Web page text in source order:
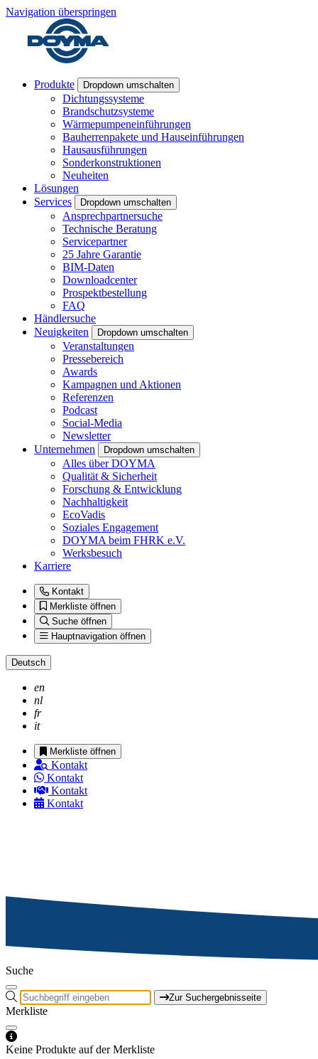
Navigation überspringen
Produkte Dropdown umschalten
Dichtungssysteme
Brandschutzsysteme
Wärmepumpeneinführungen
Bauherrenpakete und Hauseinführungen
Hausausführungen
Sonderkonstruktionen
Neuheiten
Lösungen
Services
Dropdown umschalten
Ansprechpartnersuche
Technische Beratung
Servicepartner
25 Jahre Garantie
BIM-Daten
Downloadcenter
Prospektbestellung
FAQ
Händlersuche
Neuigkeiten
Dropdown umschalten
Veranstaltungen
Pressebereich
Awards
Kampagnen und Aktionen
Referenzen
Podcast
Social-Media
Newsletter
Unternehmen
Dropdown umschalten
Alles über DOYMA
Qualität & Sicherheit
Forschung & Entwicklung
Nachhaltigkeit
EcoVadis
Soziales Engagement
DOYMA beim FHRK e.V.
Werksbesuch
Karriere
Kontakt
Merkliste öffnen
Suche öffnen
Hauptnavigation öffnen
Deutsch
en
nl
fr
it
Merkliste öffnen
Kontakt
Kontakt
Kontakt
Kontakt
Suche
Zur Suchergebnisseite
Merkliste
Keine Produkte auf der Merkliste